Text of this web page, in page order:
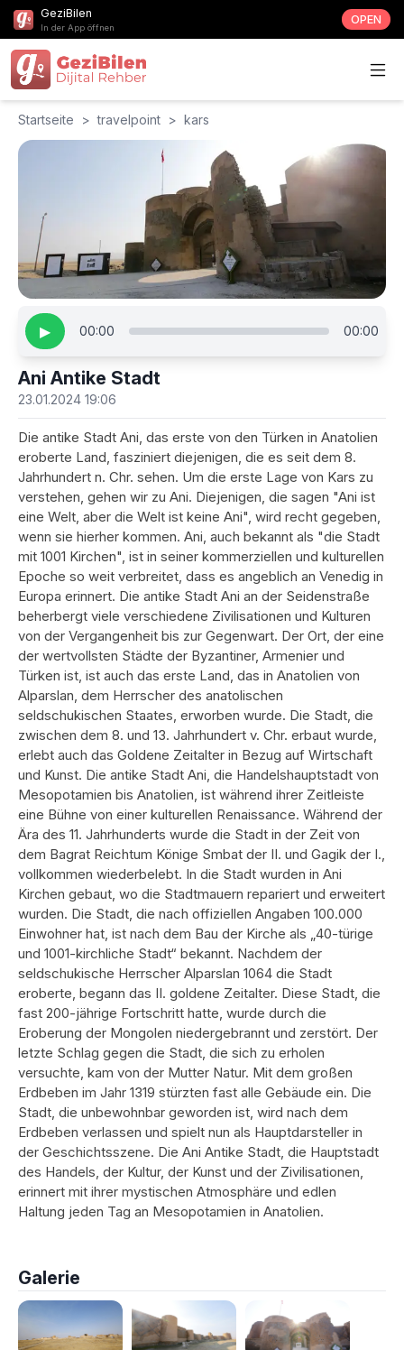
GeziBilen
In der App öffnen
OPEN
Startseite > travelpoint > kars
▶ 00:00 00:00
Ani Antike Stadt
23.01.2024 19:06
Die antike Stadt Ani, das erste von den Türken in Anatolien
eroberte Land, fasziniert diejenigen, die es seit dem 8.
Jahrhundert n. Chr. sehen. Um die erste Lage von Kars zu
verstehen, gehen wir zu Ani. Diejenigen, die sagen "Ani ist
eine Welt, aber die Welt ist keine Ani", wird recht gegeben,
wenn sie hierher kommen. Ani, auch bekannt als "die Stadt
mit 1001 Kirchen", ist in seiner kommerziellen und kulturellen
Epoche so weit verbreitet, dass es angeblich an Venedig in
Europa erinnert. Die antike Stadt Ani an der Seidenstraße
beherbergt viele verschiedene Zivilisationen und Kulturen
von der Vergangenheit bis zur Gegenwart. Der Ort, der eine
der wertvollsten Städte der Byzantiner, Armenier und
Türken ist, ist auch das erste Land, das in Anatolien von
Alparslan, dem Herrscher des anatolischen
seldschukischen Staates, erworben wurde. Die Stadt, die
zwischen dem 8. und 13. Jahrhundert v. Chr. erbaut wurde,
erlebt auch das Goldene Zeitalter in Bezug auf Wirtschaft
und Kunst. Die antike Stadt Ani, die Handelshauptstadt von
Mesopotamien bis Anatolien, ist während ihrer Zeitleiste
eine Bühne von einer kulturellen Renaissance. Während der
Ära des 11. Jahrhunderts wurde die Stadt in der Zeit von
dem Bagrat Reichtum Könige Smbat der II. und Gagik der I.,
vollkommen wiederbelebt. In die Stadt wurden in Ani
Kirchen gebaut, wo die Stadtmauern repariert und erweitert
wurden. Die Stadt, die nach offiziellen Angaben 100.000
Einwohner hat, ist nach dem Bau der Kirche als „40-türige
und 1001-kirchliche Stadt“ bekannt. Nachdem der
seldschukische Herrscher Alparslan 1064 die Stadt
eroberte, begann das II. goldene Zeitalter. Diese Stadt, die
fast 200-jährige Fortschritt hatte, wurde durch die
Eroberung der Mongolen niedergebrannt und zerstört. Der
letzte Schlag gegen die Stadt, die sich zu erholen
versuchte, kam von der Mutter Natur. Mit dem großen
Erdbeben im Jahr 1319 stürzten fast alle Gebäude ein. Die
Stadt, die unbewohnbar geworden ist, wird nach dem
Erdbeben verlassen und spielt nun als Hauptdarsteller in
der Geschichtsszene. Die Ani Antike Stadt, die Hauptstadt
des Handels, der Kultur, der Kunst und der Zivilisationen,
erinnert mit ihrer mystischen Atmosphäre und edlen
Haltung jeden Tag an Mesopotamien in Anatolien.
Galerie